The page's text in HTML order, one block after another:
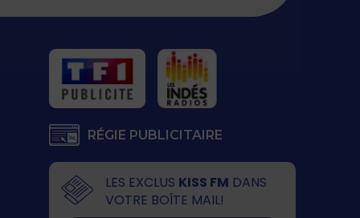
RÉGIE PUBLICITAIRE
LES EXCLUS KISS FM DANS
VOTRE BOÎTE MAIL!